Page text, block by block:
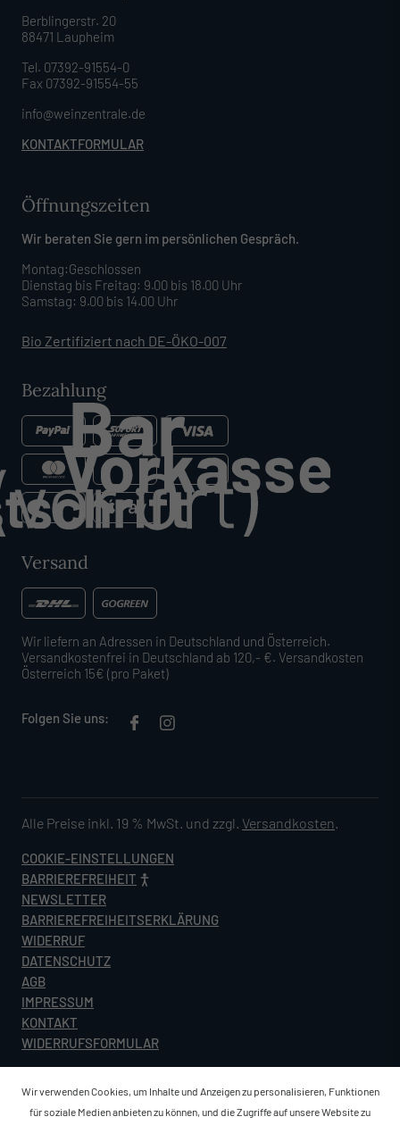
Berblingerstr. 20
88471 Laupheim
Tel. 07392-91554-0
Fax 07392-91554-55
info@weinzentrale.de
KONTAKTFORMULAR
Öffnungszeiten
Wir beraten Sie gern im persönlichen Gespräch.
Montag:Geschlossen
Dienstag bis Freitag: 9.00 bis 18.00 Uhr
Samstag: 9.00 bis 14.00 Uhr
Bio Zertifiziert nach DE-ÖKO-007
Bezahlung
Versand
Wir liefern an Adressen in Deutschland und Österreich.
Versandkostenfrei in Deutschland ab 120,- €. Versandkosten
Österreich 15€ (pro Paket)
Folgen Sie uns:
Alle Preise inkl. 19 % MwSt. und zzgl. Versandkosten.
COOKIE-EINSTELLUNGEN
BARRIEREFREIHEIT
NEWSLETTER
BARRIEREFREIHEITSERKLÄRUNG
WIDERRUF
DATENSCHUTZ
AGB
IMPRESSUM
KONTAKT
WIDERRUFSFORMULAR
Wir verwenden Cookies, um Inhalte und Anzeigen zu personalisieren, Funktionen
für soziale Medien anbieten zu können, und die Zugriffe auf unsere Website zu